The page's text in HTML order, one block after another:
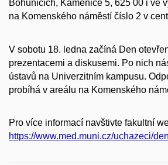
Bohunicích, Kamenice 5, 625 00 i ve
na Komenského náměstí číslo 2 v
V sobotu 18. ledna začíná Den
prezentacemi a diskusemi. Po nich
ústavů na Univerzitním kampusu.
probíhá v areálu na Komenského
Pro více informací navštivte fakultní
https://www.med.muni.cz/uchazeci/